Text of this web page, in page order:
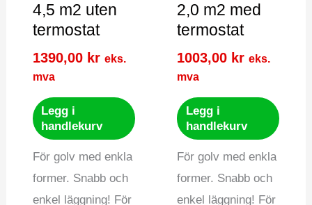
4,5 m2 uten
termostat
1390,00 kr eks.
mva
Legg i
handlekurv
För golv med enkla
former. Snabb och
enkel läggning! För
2,0 m2 med
termostat
1003,00 kr eks.
mva
Legg i
handlekurv
För golv med enkla
former. Snabb och
enkel läggning! För